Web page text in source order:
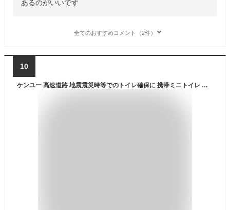
あるのがいいです
全てのおすすめコメント（2件）
10
ケンユー 高速道路 地震震災時等でのトイレ確保に 携帯ミニトイレ プルプル3個入